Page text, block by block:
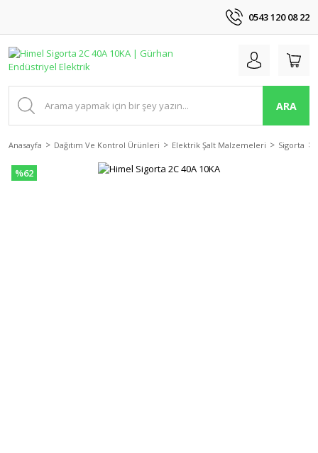
0543 120 08 22
ARA
Anasayfa Dağıtım Ve Kontrol Ürünleri Elektrik Şalt Malzemeleri Sigorta
%62